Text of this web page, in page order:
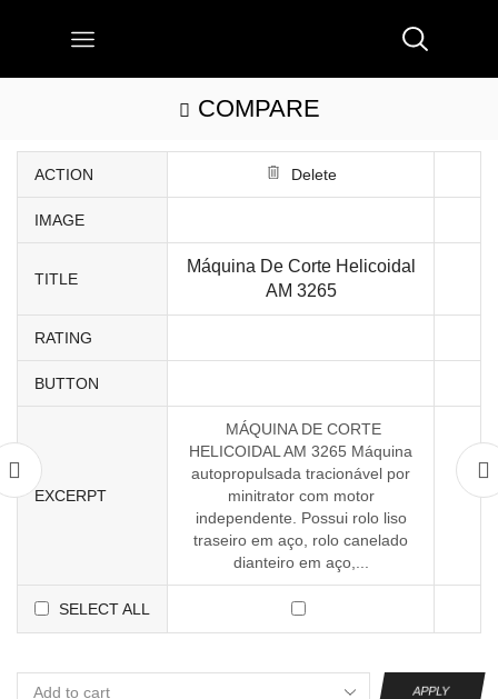
COMPARE
ACTION Delete
IMAGE
TITLE
Máquina De Corte Helicoidal
AM 3265
RATING
BUTTON
EXCERPT
MÁQUINA DE CORTE
HELICOIDAL AM 3265 Máquina
autopropulsada tracionável por
minitrator com motor
independente. Possui rolo liso
traseiro em aço, rolo canelado
dianteiro em aço,...
SELECT ALL
APPLY